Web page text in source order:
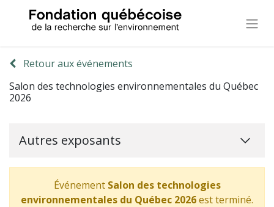
Retour aux événements
Salon des technologies environnementales du Québec
2026
Autres exposants
Événement Salon des technologies
environnementales du Québec 2026est terminé.